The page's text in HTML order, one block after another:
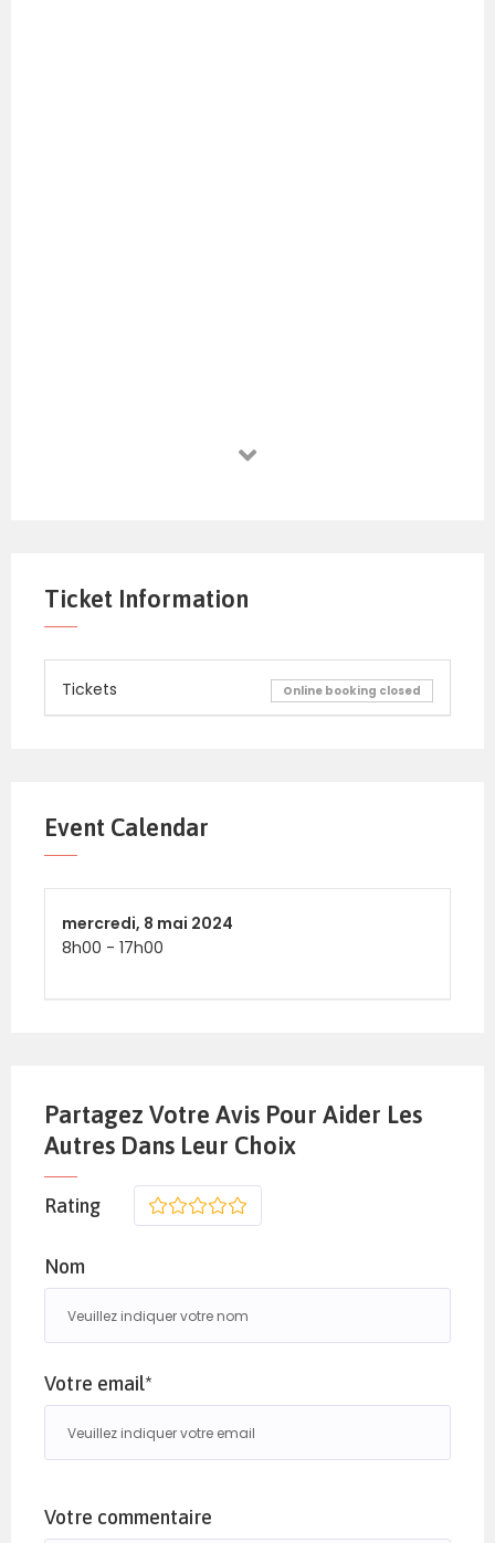
Ticket Information
Tickets Online booking closed
Event Calendar
mercredi, 8 mai 2024
8h00 - 17h00
Partagez Votre Avis Pour Aider Les
Autres Dans Leur Choix
Rating 5
4
3
2
Nom
Votre email*
Votre commentaire